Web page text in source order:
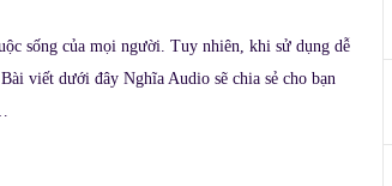
sống của mọi người. Tuy nhiên, khi sử dụng dễ
viết dưới đây Nghĩa Audio sẽ chia sẻ cho bạn